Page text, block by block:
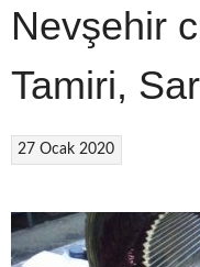
Nevşehir
Tamiri,
27 Ocak 2020